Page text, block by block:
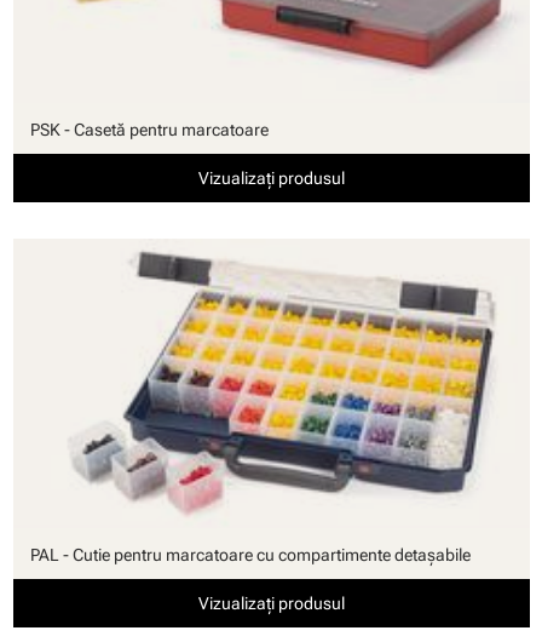
PSK - Casetă pentru marcatoare
Vizualizați produsul
PAL - Cutie pentru marcatoare cu compartimente detaşabile
Vizualizați produsul